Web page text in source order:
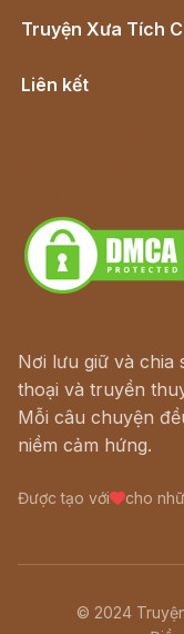
Truyện Xưa Tích
Liên kết
Nơi lưu giữ và chia
thoại và truyền
Mỗi câu chuyện
niềm cảm hứng.
Được tạo với cho
© 2024